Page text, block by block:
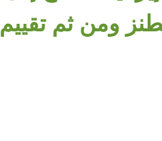
ومن ثم تقييم